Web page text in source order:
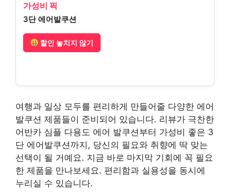
가성비 픽
3단 에어발쿠션
할인 놓치지 않기
여행과 일상 모두를 편리하게 만들어줄 다양한 에어
발쿠션 제품들이 준비되어 있습니다. 리뷰가 극찬한
어반카 심플 다용도 에어 발쿠션부터 가성비 좋은 3
단 에어발쿠션까지, 당신의 필요와 취향에 딱 맞는
선택이 될 거예요. 지금 바로 마지막 기회에 꼭 필요
한 제품을 만나보세요. 편리함과 실용성을 동시에
누리실 수 있습니다.